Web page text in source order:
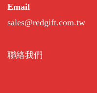
Email
sales@redgift.com.tw
聯絡我們